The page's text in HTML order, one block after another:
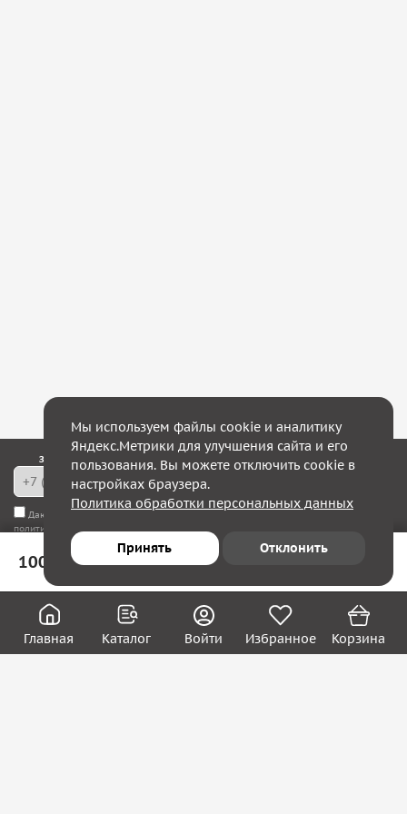
Главная Каталог Избранное
Войти Корзина
100 ₽
Закажите обратный звонок — в течение 10 минут мы с Вами свяжемся!
Даю согласие на обработку моих персональных данных
политикой конфиденциальности
Юридическим лицам
Акции
Вакансии
Контакты
Мы используем файлы cookie и аналитику
Яндекс.Метрики для улучшения сайта и его
пользования. Вы можете отключить cookie в
настройках браузера.
Политика обработки персональных данных
Принять Отклонить